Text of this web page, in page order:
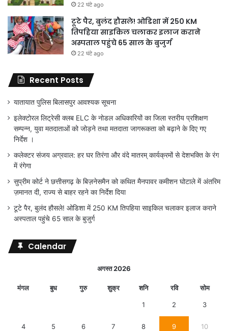
22 घंटे ago
टूटे पैर, बुलंद हौसले! ओडिशा में 250 KM
तिपहिया साइकिल चलाकर इलाज कराने
अस्पताल पहुंचे 65 साल के बुजुर्ग
22 घंटे ago
Recent Posts
यातायात पुलिस बिलासपुर आवश्यक सूचना
इलेक्टोरल लिट्रेसी क्लब ELC के नोडल अधिकारियों का जिला स्तरीय प्रशिक्षण
सम्पन्न, युवा मतदाताओं को जोड़ने तथा मतदाता जागरूकता को बढ़ाने के दिए गए
निर्देश ।
कलेक्टर संजय अग्रवाल: हर घर तिरंगा और वंदे मातरम् कार्यक्रमों से देशभक्ति के रंग
में रंगेगा
सुप्रीम कोर्ट ने छत्तीसगढ़ के बिज़नेसमैन को कथित मैनपावर कमीशन घोटाले में अंतरिम
ज़मानत दी, राज्य से बाहर रहने का निर्देश दिया
टूटे पैर, बुलंद हौसले! ओडिशा में 250 KM तिपहिया साइकिल चलाकर इलाज कराने
अस्पताल पहुंचे 65 साल के बुजुर्ग
Calendar
अगस्त 2026
मंगल बुध गुरु शुक्र शनि रवि सोम
1 2 3
4 5 6 7 8 9 10